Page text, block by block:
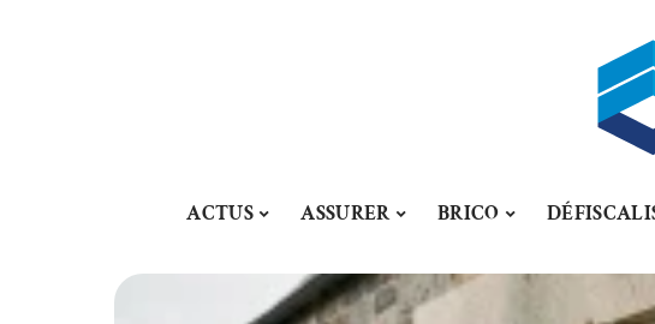
ACTUS ASSURER BRICO